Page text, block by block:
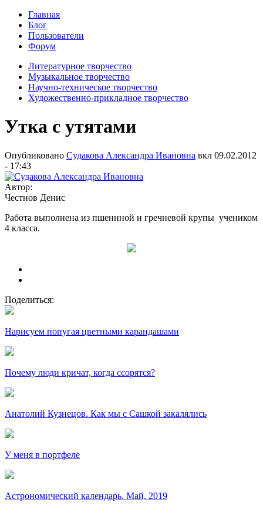
Главная
Блог
Пользователи
Форум
Литературное творчество
Музыкальное творчество
Научно-техническое творчество
Художественно-прикладное творчество
Утка с утятами
Опубликовано Судакова Александра Ивановна вкл 09.02.2012
- 17:43
Автор:
Честнов Денис
Работа выполнена из пшеннной и гречневой крупы учеником
4 класса.
Поделиться:
Нарисуем попугая цветными карандашами
Почему люди кричат, когда ссорятся?
Анатолий Кузнецов. Как мы с Сашкой закалялись
У меня в портфеле
Астрономический календарь. Май, 2019